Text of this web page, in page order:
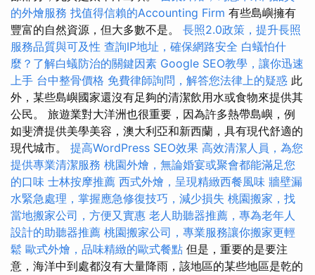
的外燴服務 找值得信賴的Accounting Firm 有些島嶼擁有
豐富的自然資源，但大多數不是。 長照2.0政策，提升長照
服務品質與可及性 查詢IP地址，確保網路安全 白蟻怕什
麼？了解白蟻防治的關鍵因素 Google SEO教學，讓你迅速
上手 台中整骨價格 免費律師詢問，解答您法律上的疑惑 此
外，某些島嶼國家還沒有足夠的清潔飲用水或食物來提供其
公民。 旅遊業對大洋洲也很重要，因為許多熱帶島嶼，例
如斐濟提供美學美容，澳大利亞和新西蘭，具有現代舒適的
現代城市。 提高WordPress SEO效果 高效清潔人員，為您
提供專業清潔服務 桃園外燴，無論婚宴或聚會都能滿足您
的口味 士林按摩推薦 西式外燴，呈現精緻西餐風味 牆壁漏
水緊急處理，掌握應急修復技巧，減少損失 桃園搬家，找
當地搬家公司，方便又實惠 老人助聽器推薦，專為老年人
設計的助聽器推薦 桃園搬家公司，專業服務讓你搬家更輕
鬆 歐式外燴，品味精緻的歐式餐點 但是，重要的是要注
意，海洋中到處都沒有大量降雨，該地區的某些地區是乾的